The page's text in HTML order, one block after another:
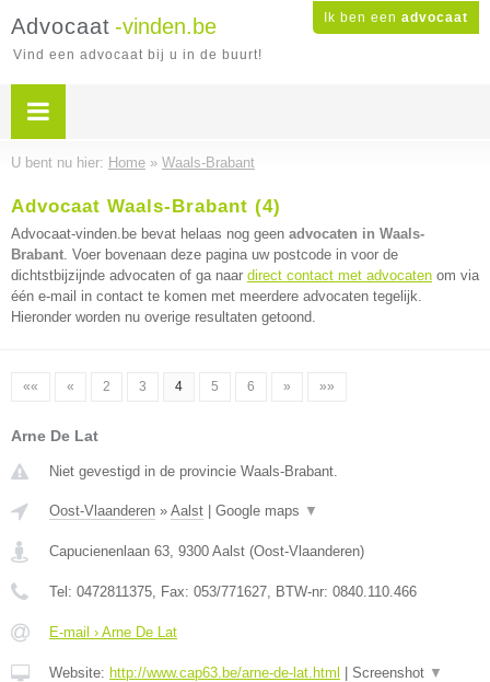
Ik ben een advocaat
Advocaat -vinden.be
Vind een advocaat bij u in de buurt!
U bent nu hier: Home » Waals-Brabant
Advocaat Waals-Brabant (4)
Advocaat-vinden.be bevat helaas nog geen advocaten in Waals-
Brabant. Voer bovenaan deze pagina uw postcode in voor de
dichtstbijzijnde advocaten of ga naar direct contact met advocaten om via
één e-mail in contact te komen met meerdere advocaten tegelijk.
Hieronder worden nu overige resultaten getoond.
«« « 2 3 4 5 6 » »»
Arne De Lat
Niet gevestigd in de provincie Waals-Brabant.
Oost-Vlaanderen » Aalst Google maps ▼
Capucienenlaan 63, 9300 Aalst (Oost-Vlaanderen)
Tel: 0472811375, Fax: 053/771627, BTW-nr: 0840.110.466
E-mail › Arne De Lat
Website: http://www.cap63.be/arne-de-lat.html Screenshot ▼